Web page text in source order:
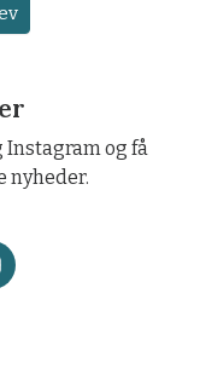
Instagram og få
nyheder.